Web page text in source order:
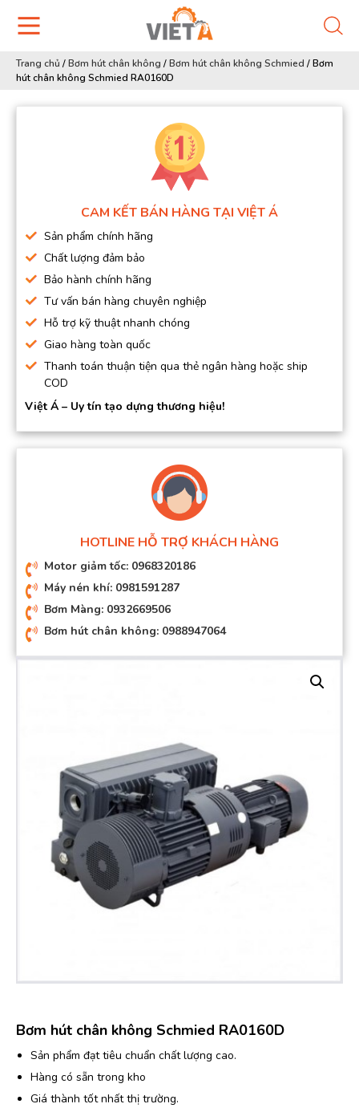
Trang chủ /Bơm hút chân không /Bơm hút chân không Schmied /Bơm
hút chân không Schmied RA0160D
CAM KẾT BÁN HÀNG TẠI VIỆT Á
Sản phẩm chính hãng
Chất lượng đảm bảo
Bảo hành chính hãng
Tư vấn bán hàng chuyên nghiệp
Hỗ trợ kỹ thuật nhanh chóng
Giao hàng toàn quốc
Thanh toán thuận tiện qua thẻ ngân hàng hoặc ship
COD
Việt Á – Uy tín tạo dựng thương hiệu!
HOTLINE HỖ TRỢ KHÁCH HÀNG
Motor giảm tốc: 0968320186
Máy nén khí: 0981591287
Bơm Màng: 0932669506
Bơm hút chân không: 0988947064
Bơm hút chân không Schmied RA0160D
Sản phẩm đạt tiêu chuẩn chất lượng cao.
Hàng có sẵn trong kho
Giá thành tốt nhất thị trường.